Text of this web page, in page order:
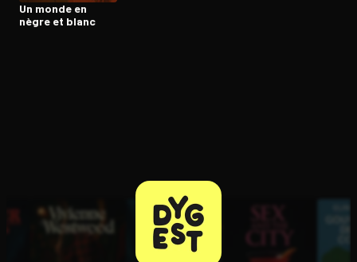
Un monde en
nègre et blanc